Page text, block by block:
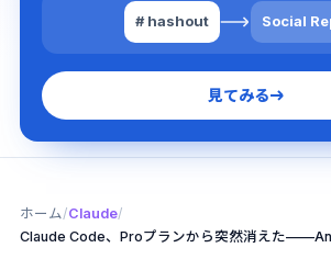
# hashout Social
見てみる
ホーム /Claude/